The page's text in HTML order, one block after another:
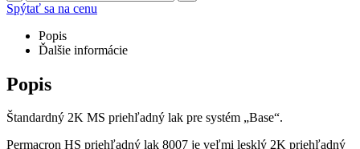
Spýtať sa na cenu
Popis
Ďalšie informácie
Popis
Štandardný 2K MS priehľadný lak pre systém „Base“.
Permacron HS priehľadný lak 8007 je veľmi lesklý 2K priehľadný